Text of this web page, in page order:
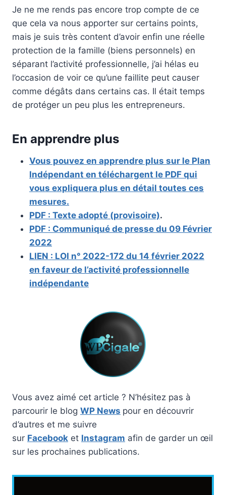
Je ne me rends pas encore trop compte de ce
que cela va nous apporter sur certains points,
mais je suis très content d’avoir enfin une réelle
protection de la famille (biens personnels) en
séparant l’activité professionnelle, j’ai hélas eu
l’occasion de voir ce qu’une faillite peut causer
comme dégâts dans certains cas. Il était temps
de protéger un peu plus les entrepreneurs.
En apprendre plus
Vous pouvez en apprendre plus sur le Plan
Indépendant en téléchargent le PDF qui
vous expliquera plus en détail toutes ces
mesures.
PDF : Texte adopté (provisoire).
PDF : Communiqué de presse du 09 Février
2022
LIEN : LOI n° 2022-172 du 14 février 2022
en faveur de l’activité professionnelle
indépendante
Vous avez aimé cet article ? N’hésitez pas à
parcourir le blog WP News pour en découvrir
d’autres et me suivre
sur Facebook et Instagram afin de garder un œil
sur les prochaines publications.